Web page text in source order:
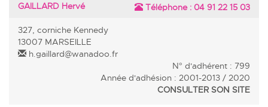
GAILLARD Hervé Téléphone : 04 91 22 15 03
327, corniche Kennedy
13007 MARSEILLE
h.gaillard@wanadoo.fr
N° d'adhérent : 799
Année d'adhésion : 2001-2013 / 2020
CONSULTER SON SITE